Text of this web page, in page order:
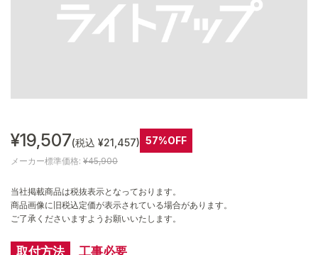
¥19,507(税込 ¥21,457) 57%OFF
メーカー標準価格: ¥45,900
当社掲載商品は税抜表示となっております。
商品画像に旧税込定価が表示されている場合があります。
ご了承くださいますようお願いいたします。
取付方法 工事必要